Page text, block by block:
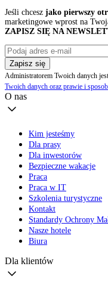
Jeśli chcesz jako pierwszy
marketingowe wprost na
ZAPISZ SIĘ NA
Zapisz się
Administratorem Twoich danych
Twoich danych oraz prawie i
O nas
Kim jesteśmy
Dla prasy
Dla inwestorów
Bezpieczne wakacje
Praca
Praca w IT
Szkolenia turystyczne
Kontakt
Standardy Ochrony
Nasze hotele
Biura
Dla klientów